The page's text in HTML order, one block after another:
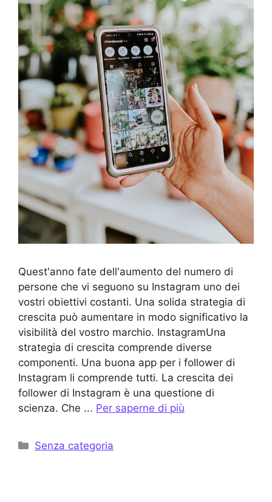
Quest'anno fate dell'aumento del numero di
persone che vi seguono su Instagram uno dei
vostri obiettivi costanti. Una solida strategia di
crescita può aumentare in modo significativo la
visibilità del vostro marchio. InstagramUna
strategia di crescita comprende diverse
componenti. Una buona app per i follower di
Instagram li comprende tutti. La crescita dei
follower di Instagram è una questione di
scienza. Che ... Per saperne di più
Categorie
Senza categoria